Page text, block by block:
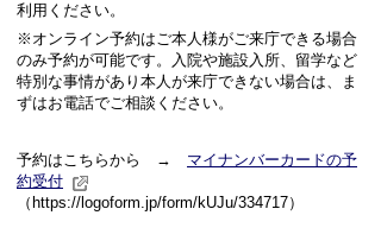
利用ください。
※オンライン予約はご本人様がご来庁できる場合
のみ予約が可能です。入院や施設入所、留学など
特別な事情があり本人が来庁できない場合は、ま
ずはお電話でご相談ください。
予約はこちらから → マイナンバーカードの予
約受付
（https://logoform.jp/form/kUJu/334717）